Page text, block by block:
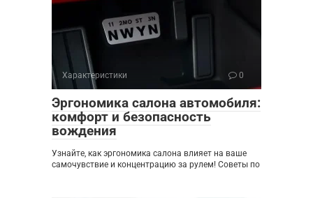
Характеристики 0
Эргономика салона автомобиля:
комфорт и безопасность
вождения
Узнайте, как эргономика салона влияет на ваше
самочувствие и концентрацию за рулем! Советы по